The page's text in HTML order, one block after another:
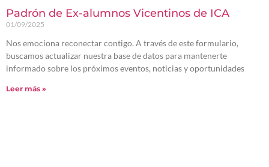
Padrón de Ex-alumnos Vicentinos de ICA
01/09/2025
Nos emociona reconectar contigo. A través de este formulario,
buscamos actualizar nuestra base de datos para mantenerte
informado sobre los próximos eventos, noticias y oportunidades
Leer más »